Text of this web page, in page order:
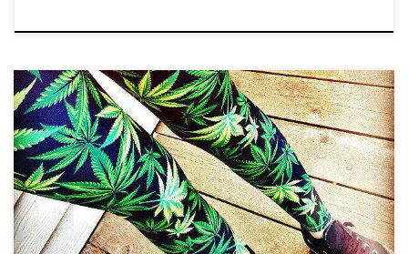
Ostatnie doniesienia gospodarcze pokazują w dość jasny sposób, że
przemysł konopny jest jednym z najszybciej rozwijających się. „W
ciągu ostatniego roku, wzrost branży konopi został poważnie
uznany jako najszybciej rozwijający się przemysł w Ameryce. Co
oznacza niezwykle szybką przemianę. W […]